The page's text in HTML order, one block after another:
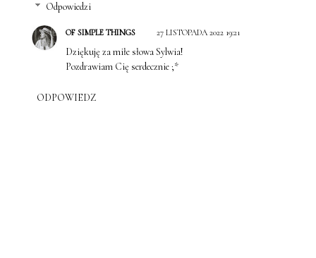
Odpowiedzi
OF SIMPLE THINGS 27 LISTOPADA 2022 19:21
Dziękuję za miłe słowa Sylwia!
Pozdrawiam Cię serdecznie ;*
ODPOWIEDZ